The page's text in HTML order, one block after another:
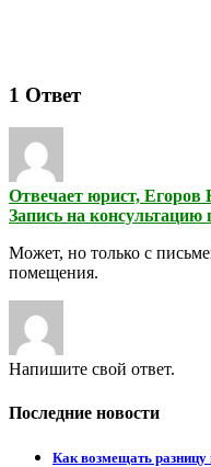
1 Ответ
Отвечает юрист,
Запись на консультацию
Может, но только с
помещения.
Напишите свой ответ.
Последние новости
Как возмещать разницу